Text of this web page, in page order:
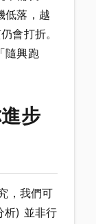
低落，越
會打折。
隨興跑
步
，我們可
析) 並非行